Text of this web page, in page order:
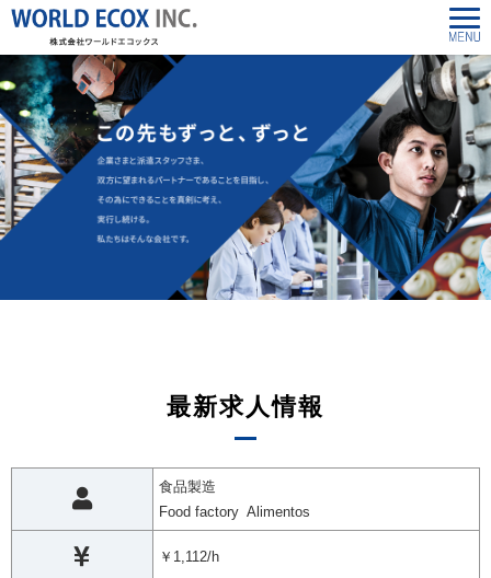
最新求人情報
食品製造
Food factory Alimentos
￥1,112/h